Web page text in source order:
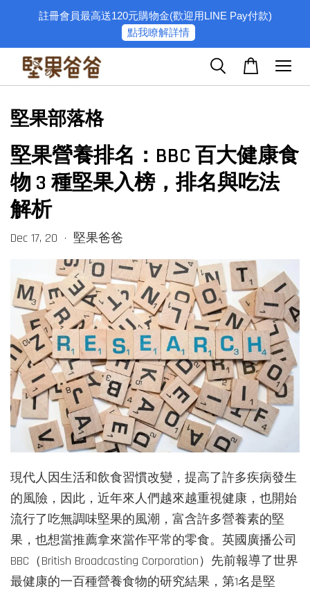
註冊會員最高送120元購物金(歡迎用LINE Pay付款)
點我瞭解詳情
堅果部落格
堅果營養排名：BBC 百大健康食
物 3 種堅果入榜，排名與吃法
解析
Dec 17, 20 • 堅果爸爸
現代人因生活和飲食習慣改變，提高了許多疾病發生
的風險，因此，近年來人們越來越重視健康，也開始
流行了吃無調味堅果的風潮，富含許多營養素的堅
果，也想當推薦拿來當作平常的零食。英國廣播公司
BBC（British Broadcasting Corporation）先前報導了世界
最健康的一百種營養食物的研究結果，第1名是堅